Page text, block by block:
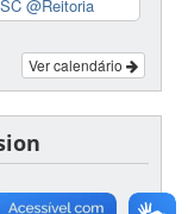
@Reitoria
Ver calendário
website here